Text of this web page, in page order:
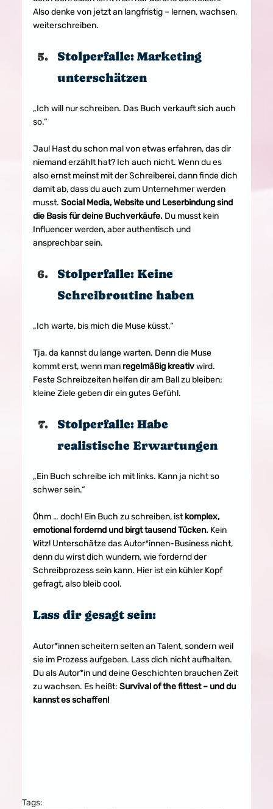
Also denke von jetzt an langfristig – lernen, wachsen,
weiterschreiben.
Stolperfalle: Marketing
unterschätzen
„Ich will nur schreiben. Das Buch verkauft sich auch
so.“
Jau! Hast du schon mal von etwas erfahren, das dir
niemand erzählt hat? Ich auch nicht. Wenn du es
also ernst meinst mit der Schreiberei, dann finde dich
damit ab, dass du auch zum Unternehmer werden
musst. Social Media, Website und Leserbindung sind
die Basis für deine Buchverkäufe. Du musst kein
Influencer werden, aber authentisch und
ansprechbar sein.
Stolperfalle: Keine
Schreibroutine haben
„Ich warte, bis mich die Muse küsst.“
Tja, da kannst du lange warten. Denn die Muse
kommt erst, wenn man regelmäßig kreativ wird.
Feste Schreibzeiten helfen dir am Ball zu bleiben;
kleine Ziele geben dir ein gutes Gefühl.
Stolperfalle: Habe
realistische Erwartungen
„Ein Buch schreibe ich mit links. Kann ja nicht so
schwer sein.“
Öhm … doch! Ein Buch zu schreiben, ist komplex,
emotional fordernd und birgt tausend Tücken. Kein
Witz! Unterschätze das Autor*innen-Business nicht,
denn du wirst dich wundern, wie fordernd der
Schreibprozess sein kann. Hier ist ein kühler Kopf
gefragt, also bleib cool.
Lass dir gesagt sein:
Autor*innen scheitern selten an Talent, sondern weil
sie im Prozess aufgeben. Lass dich nicht aufhalten.
Du als Autor*in und deine Geschichten brauchen Zeit
zu wachsen. Es heißt: Survival of the fittest – und du
kannst es schaffen!
Tags: